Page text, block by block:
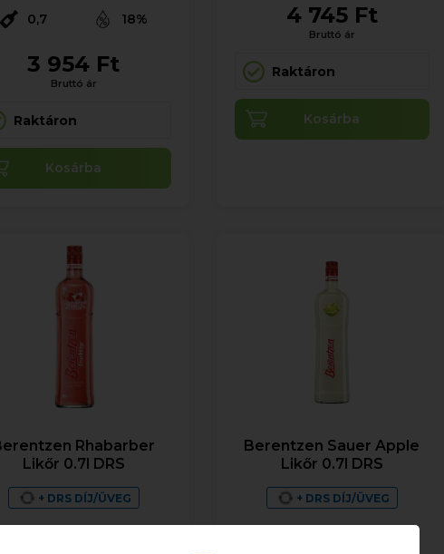
0,7 18%
3 954 Ft
Bruttó ár
Raktáron
Kosárba
4 745 Ft
Bruttó ár
Raktáron
Kosárba
Rhabarber
Likőr 0.7l DRS
+ DRS DÍJ/ÜVEG
Berentzen Sauer Apple
Likőr 0.7l DRS
+ DRS DÍJ/ÜVEG